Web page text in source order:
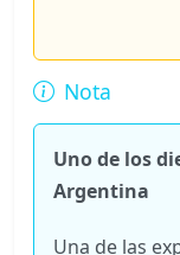
Nota
Uno de los
Argentina
Una de las